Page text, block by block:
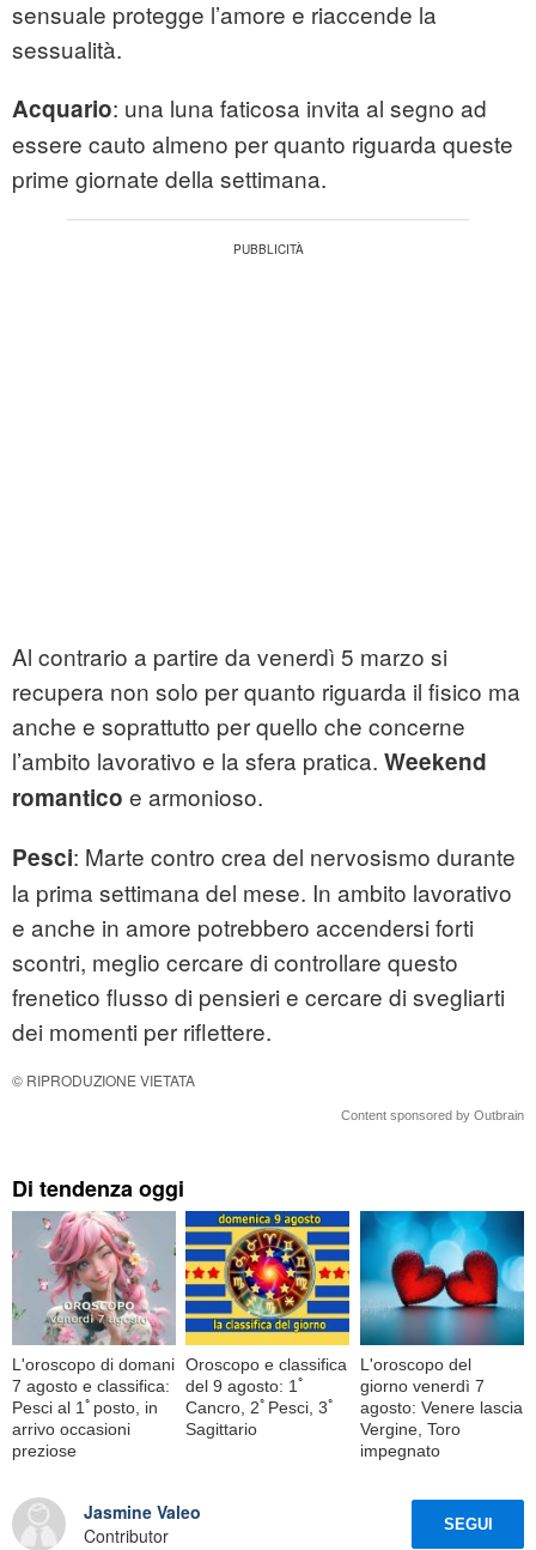
sensuale protegge l’amore e riaccende la
sessualità.
Acquario: una luna faticosa invita al segno ad
essere cauto almeno per quanto riguarda queste
prime giornate della settimana.
Al contrario a partire da venerdì 5 marzo si
recupera non solo per quanto riguarda il fisico ma
anche e soprattutto per quello che concerne
l’ambito lavorativo e la sfera pratica. Weekend
romantico e armonioso.
Pesci: Marte contro crea del nervosismo durante
la prima settimana del mese. In ambito lavorativo
e anche in amore potrebbero accendersi forti
scontri, meglio cercare di controllare questo
frenetico flusso di pensieri e cercare di svegliarti
dei momenti per riflettere.
© RIPRODUZIONE VIETATA
Content sponsored by Outbrain
Di tendenza oggi
L'oroscopo di domani
7 agosto e classifica:
Pesci al 1ﾟposto, in
arrivo occasioni
preziose
Oroscopo e classifica
del 9 agosto: 1ﾟ
Cancro, 2ﾟPesci, 3ﾟ
Sagittario
L'oroscopo del
giorno venerdì 7
agosto: Venere lascia
Vergine, Toro
impegnato
Jasmine Valeo
Contributor
SEGUI